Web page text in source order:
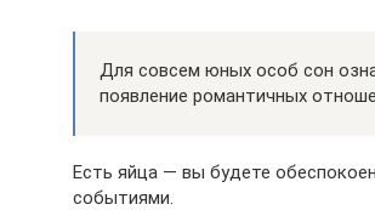
Для совсем юных особ сон
появление романтичных
Есть яйца — вы будете
событиями.